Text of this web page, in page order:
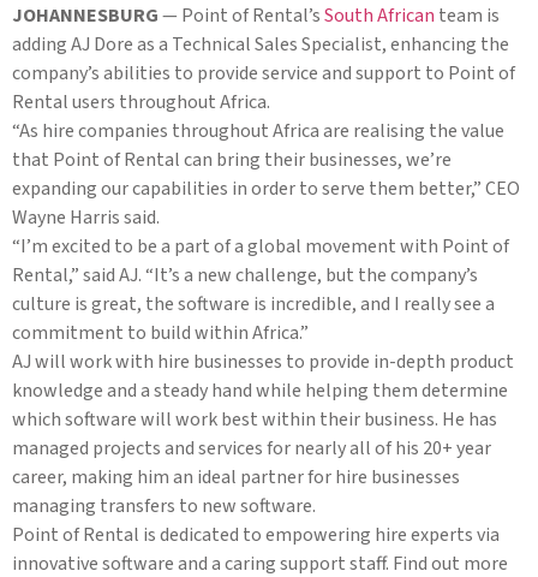
JOHANNESBURG— Point of Rental’sSouth African team is
adding AJ Dore as a Technical Sales Specialist, enhancing the
company’s abilities to provide service and support to Point of
Rental users throughout Africa.
“As hire companies throughout Africa are realising the value
that Point of Rental can bring their businesses, we’re
expanding our capabilities in order to serve them better,” CEO
Wayne Harris said.
“I’m excited to be a part of a global movement with Point of
Rental,” said AJ. “It’s a new challenge, but the company’s
culture is great, the software is incredible, and I really see a
commitment to build within Africa.”
AJ will work with hire businesses to provide in-depth product
knowledge and a steady hand while helping them determine
which software will work best within their business. He has
managed projects and services for nearly all of his 20+ year
career, making him an ideal partner for hire businesses
managing transfers to new software.
Point of Rental is dedicated to empowering hire experts via
innovative software and a caring support staff. Find out more